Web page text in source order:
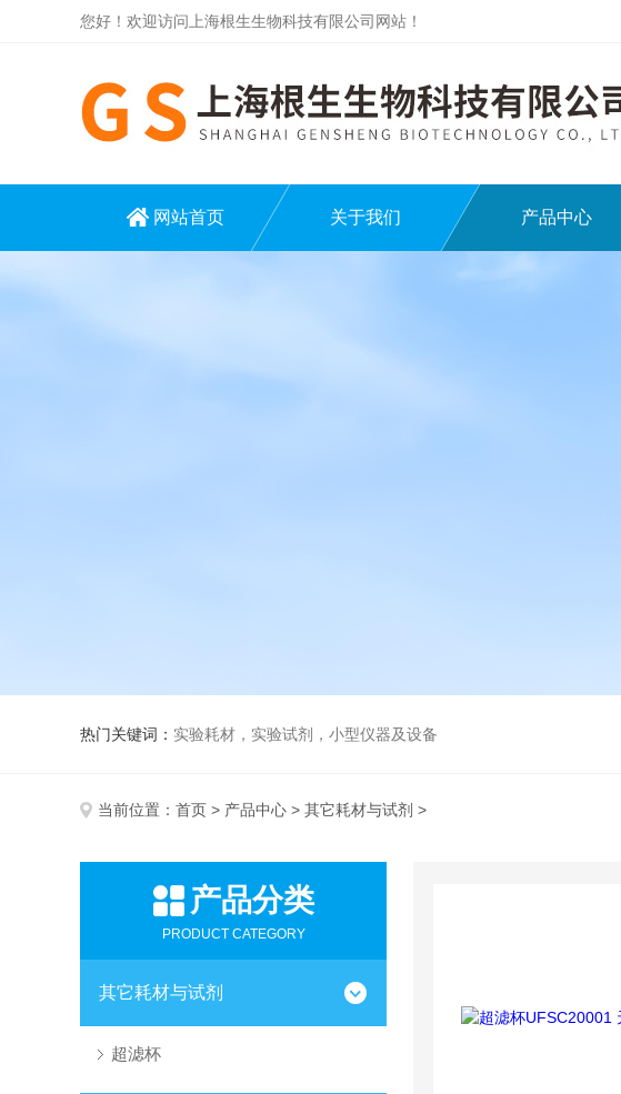
您好！欢迎访问上海根生生物科技有限公司网站！
网站首页 关于我们 产品中心
热门关键词： 实验耗材，实验试剂，小型仪器及设备
当前位置： 首页 > 产品中心 > 其它耗材与试剂 >
产品分类
PRODUCT CATEGORY
其它耗材与试剂
超滤杯